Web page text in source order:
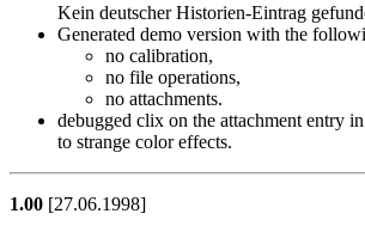
Kein deutscher Historien-Eintrag
Generated demo version with the
no calibration,
no file operations,
no attachments.
debugged clix on the attachment entry
to strange color effects.
1.00 [27.06.1998]